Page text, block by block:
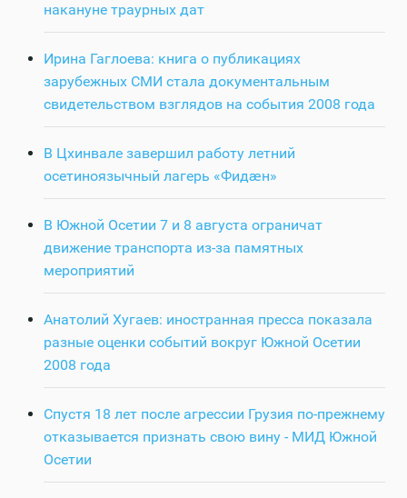
накануне траурных дат
Ирина Гаглоева: книга о публикациях
зарубежных СМИ стала документальным
свидетельством взглядов на события 2008 года
В Цхинвале завершил работу летний
осетиноязычный лагерь «Фидӕн»
В Южной Осетии 7 и 8 августа ограничат
движение транспорта из-за памятных
мероприятий
Анатолий Хугаев: иностранная пресса показала
разные оценки событий вокруг Южной Осетии
2008 года
Спустя 18 лет после агрессии Грузия по-прежнему
отказывается признать свою вину - МИД Южной
Осетии